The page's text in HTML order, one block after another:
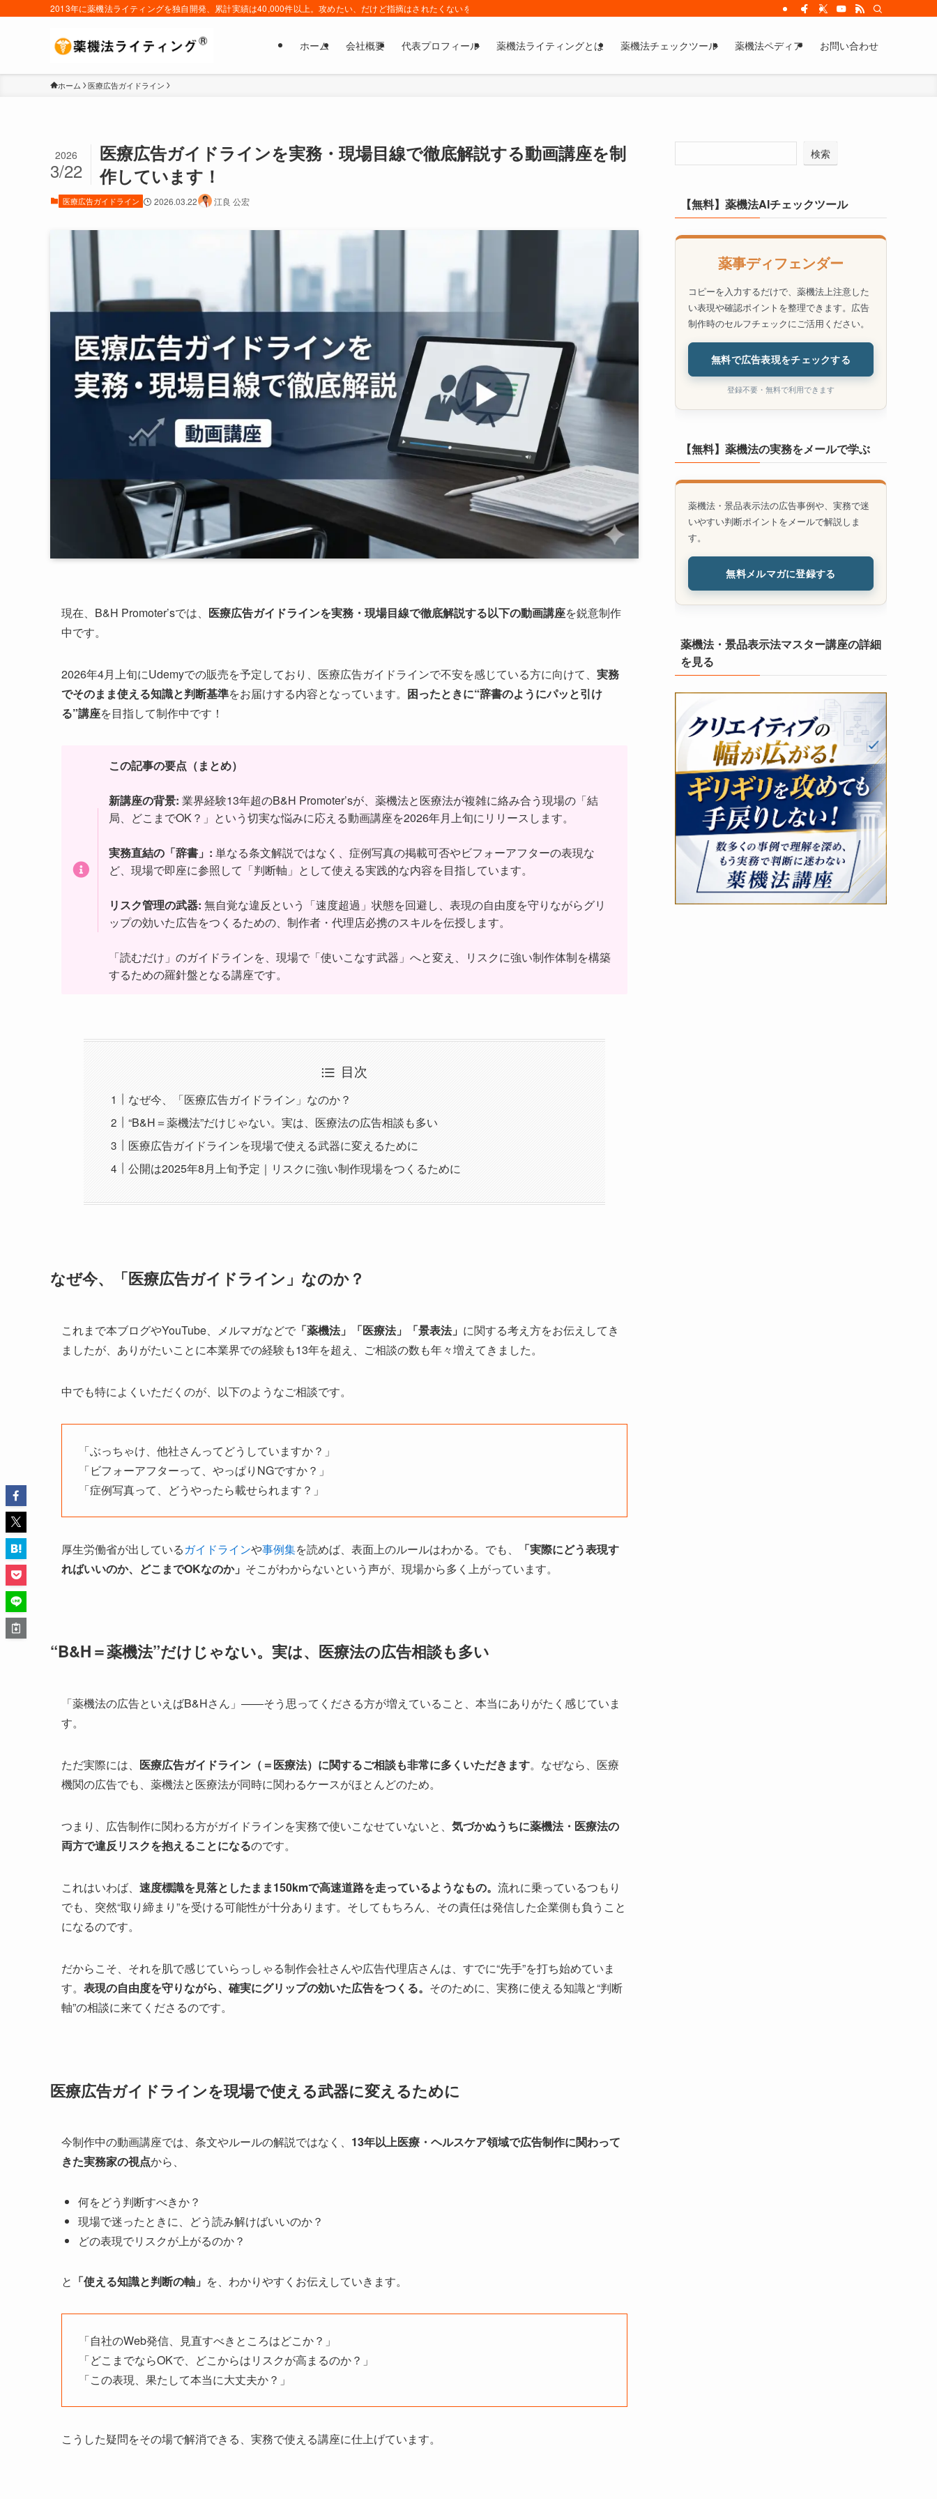
2013年に薬機法ライティングを独自開発、累計実績は40,000件以上。攻めたい、だけど指摘はされたくないを解決し、売上UPに貢献する薬事戦略コンサルタント。大手から中小・海外企業まで幅広くサポート
ホーム 会社概要 代表プロフィール 薬機法ライティングとは 薬機法チェックツール 薬機法ペディア お問い合わせ
ホーム 医療広告ガイドライン
医療広告ガイドラインを実務・現場目線で徹底解説する動画講座を制
作しています！
2026
3/22
医療広告ガイドライン 2026.03.22 江良 公宏
現在、B&H Promoter’sでは、 医療広告ガイドラインを実務・現場目線で徹底解説する以下の動画講座を鋭意制作
中です。
2026年4月上旬にUdemyでの販売を予定しており、医療広告ガイドラインで不安を感じている方に向けて、 実務
でそのまま使える知識と判断基準をお届けする内容となっています。 困ったときに“辞書のようにパッと引け
る”講座を目指して制作中です！
この記事の要点（まとめ）
新講座の背景: 業界経験13年超のB&H Promoter’sが、薬機法と医療法が複雑に絡み合う現場の「結
局、どこまでOK？」という切実な悩みに応える動画講座を2026年月上旬にリリースします。
実務直結の「辞書」: 単なる条文解説ではなく、症例写真の掲載可否やビフォーアフターの表現な
ど、現場で即座に参照して「判断軸」として使える実践的な内容を目指しています。
リスク管理の武器: 無自覚な違反という「速度超過」状態を回避し、表現の自由度を守りながらグリ
ップの効いた広告をつくるための、制作者・代理店必携のスキルを伝授します。
「読むだけ」のガイドラインを、現場で「使いこなす武器」へと変え、リスクに強い制作体制を構築
するための羅針盤となる講座です。
目次
なぜ今、「医療広告ガイドライン」なのか？
“B&H＝薬機法”だけじゃない。実は、医療法の広告相談も多い
医療広告ガイドラインを現場で使える武器に変えるために
公開は2025年8月上旬予定｜リスクに強い制作現場をつくるために
なぜ今、「医療広告ガイドライン」なのか？
これまで本ブログやYouTube、メルマガなどで 「薬機法」「医療法」「景表法」 に関する考え方をお伝えしてき
ましたが、ありがたいことに本業界での経験も13年を超え、ご相談の数も年々増えてきました。
中でも特によくいただくのが、以下のようなご相談です。
「ぶっちゃけ、他社さんってどうしていますか？」
「ビフォーアフターって、やっぱりNGですか？」
「症例写真って、どうやったら載せられます？」
厚生労働省が出しているガイドラインや事例集を読めば、表面上のルールはわかる。でも、
「実際にどう表現す
ればいいのか、どこまでOKなのか」 そこがわからないという声が、現場から多く上がっています。
“B&H＝薬機法”だけじゃない。実は、医療法の広告相談も多い
「薬機法の広告といえばB&Hさん」――そう思ってくださる方が増えていること、本当にありがたく感じていま
す。
ただ実際には、 医療広告ガイドライン（＝医療法）に関するご相談も非常に多くいただきます。なぜなら、医療
機関の広告でも、薬機法と医療法が同時に関わるケースがほとんどのため。
つまり、広告制作に関わる方がガイドラインを実務で使いこなせていないと、 気づかぬうちに薬機法・医療法の
両方で違反リスクを抱えることになるのです。
これはいわば、 速度標識を見落としたまま150kmで高速道路を走っているようなもの。 流れに乗っているつもり
でも、突然“取り締まり”を受ける可能性が十分あります。そしてもちろん、その責任は発信した企業側も負うこと
になるのです。
だからこそ、それを肌で感じていらっしゃる制作会社さんや広告代理店さんは、すでに“先手”を打ち始めていま
す。 表現の自由度を守りながら、確実にグリップの効いた広告をつくる。 そのために、実務に使える知識と“判断
軸”の相談に来てくださるのです。
医療広告ガイドラインを現場で使える武器に変えるために
今制作中の動画講座では、条文やルールの解説ではなく、 13年以上医療・ヘルスケア領域で広告制作に関わって
きた実務家の視点から、
何をどう判断すべきか？
現場で迷ったときに、どう読み解けばいいのか？
どの表現でリスクが上がるのか？
と 「使える知識と判断の軸」 を、わかりやすくお伝えしていきます。
「自社のWeb発信、見直すべきところはどこか？」
「どこまでならOKで、どこからはリスクが高まるのか？」
「この表現、果たして本当に大丈夫か？」
こうした疑問をその場で解消できる、実務で使える講座に仕上げています。
検索
【無料】薬機法AIチェックツール
薬事ディフェンダー
コピーを入力するだけで、薬機法上注意した
い表現や確認ポイントを整理できます。広告
制作時のセルフチェックにご活用ください。
無料で広告表現をチェックする
登録不要・無料で利用できます
【無料】薬機法の実務をメールで学ぶ
薬機法・景品表示法の広告事例や、実務で迷
いやすい判断ポイントをメールで解説しま
す。
無料メルマガに登録する
薬機法・景品表示法マスター講座の詳細
を見る